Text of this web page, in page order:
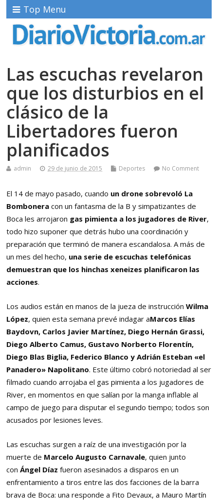
Top Menu
Las escuchas revelaron
que los disturbios en el
clásico de la
Libertadores fueron
planificados
admin 29 de junio de 2015 Deportes No Comment
El 14 de mayo pasado, cuando un drone sobrevoló La
Bombonera con un fantasma de la B y simpatizantes de
Boca les arrojaron gas pimienta a los jugadores de River,
todo hizo suponer que detrás hubo una coordinación y
preparación que terminó de manera escandalosa. A más de
un mes del hecho, una serie de escuchas telefónicas
demuestran que los hinchas xeneizes planificaron las
acciones.
Los audios están en manos de la jueza de instrucción Wilma
López, quien esta semana prevé indagar aMarcos Elías
Baydovn, Carlos Javier Martínez, Diego Hernán Grassi,
Diego Alberto Camus, Gustavo Norberto Florentín,
Diego Blas Biglia, Federico Blanco y Adrián Esteban «el
Panadero» Napolitano. Este último cobró notoriedad al ser
filmado cuando arrojaba el gas pimienta a los jugadores de
River, en momentos en que salían por la manga inflable al
campo de juego para disputar el segundo tiempo; todos son
acusados por lesiones leves.
Las escuchas surgen a raíz de una investigación por la
muerte de Marcelo Augusto Carnavale, quien junto
conÁngel Díaz fueron asesinados a disparos en un
enfrentamiento a tiros entre las dos facciones de la barra
brava de Boca: una responde a Fito Devaux, a Mauro Martín